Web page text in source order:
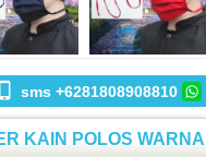
sms +6281808908810
KAIN POLOS WARNA